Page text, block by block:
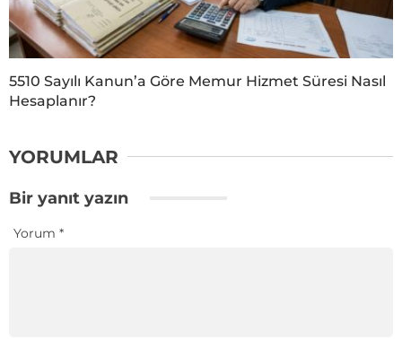
5510 Sayılı Kanun’a Göre Memur Hizmet Süresi Nasıl
Hesaplanır?
YORUMLAR
Bir yanıt yazın
Yorum *